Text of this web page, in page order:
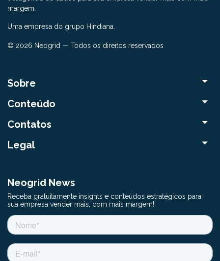
margem.
Uma empresa do grupo Hindiana.
© 2026 Neogrid — Todos os direitos reservados
Sobre
Conteúdo
Contatos
Legal
Neogrid News